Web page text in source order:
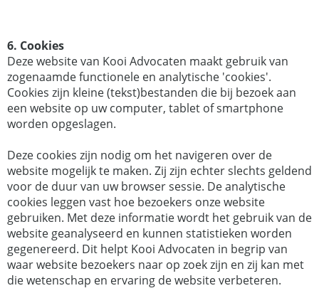
6. Cookies
Deze website van Kooi Advocaten maakt gebruik van
zogenaamde functionele en analytische 'cookies'.
Cookies zijn kleine (tekst)bestanden die bij bezoek aan
een website op uw computer, tablet of smartphone
worden opgeslagen.
Deze cookies zijn nodig om het navigeren over de
website mogelijk te maken. Zij zijn echter slechts geldend
voor de duur van uw browser sessie. De analytische
cookies leggen vast hoe bezoekers onze website
gebruiken. Met deze informatie wordt het gebruik van de
website geanalyseerd en kunnen statistieken worden
gegenereerd. Dit helpt Kooi Advocaten in begrip van
waar website bezoekers naar op zoek zijn en zij kan met
die wetenschap en ervaring de website verbeteren.